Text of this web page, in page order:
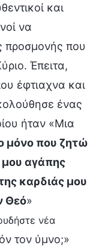
και
να
προσμονής που
Έπειτα,
έφτιαχνα και
ένας
ήταν «Μια
μόνο που ζητώ
μου αγάπης
καρδιάς μου
Θεό»
νέα
τον ύμνο;»